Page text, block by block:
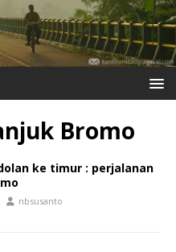
Bromo
ke timur : perjalanan
nbsusanto